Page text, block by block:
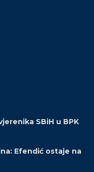
SBiH u BPK
Efendić ostaje na